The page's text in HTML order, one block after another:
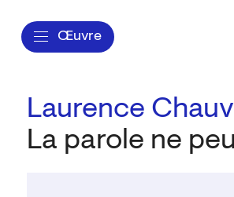
Œuvre
Laurence
La parole ne